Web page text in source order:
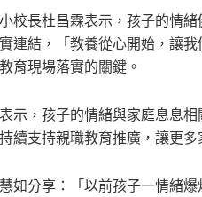
校長杜昌霖表示，孩子的情
連結，「教養從心開始，讓
育現場落實的關鍵。
示，孩子的情緒與家庭息息
續支持親職教育推廣，讓更多
如分享：「以前孩子一情緒